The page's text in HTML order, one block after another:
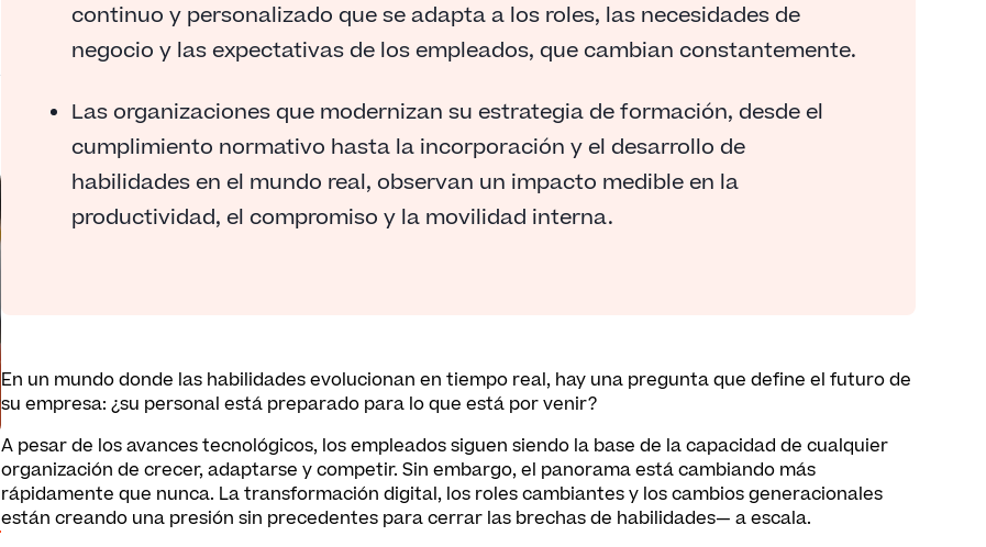
continuo y personalizado que se adapta a los roles, las necesidades de
negocio y las expectativas de los empleados, que cambian constantemente.
Las organizaciones que modernizan su estrategia de formación, desde el
cumplimiento normativo hasta la incorporación y el desarrollo de
habilidades en el mundo real, observan un impacto medible en la
productividad, el compromiso y la movilidad interna.
En un mundo donde las habilidades evolucionan en tiempo real, hay una pregunta que define el futuro de
su empresa: ¿su personal está preparado para lo que está por venir?
A pesar de los avances tecnológicos, los empleados siguen siendo la base de la capacidad de cualquier
organización de crecer, adaptarse y competir. Sin embargo, el panorama está cambiando más
rápidamente que nunca. La transformación digital, los roles cambiantes y los cambios generacionales
están creando una presión sin precedentes para cerrar las brechas de habilidades— a escala.